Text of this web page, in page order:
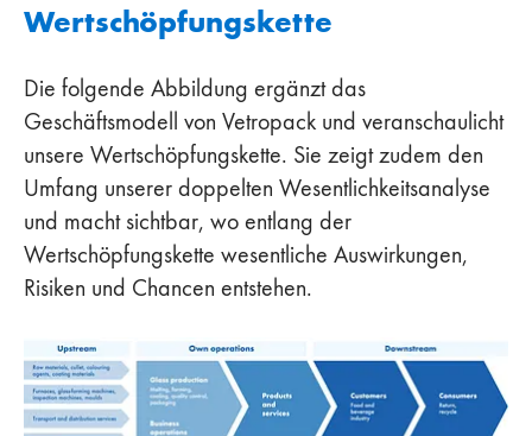
Wertschöpfungskette
Die folgende Abbildung ergänzt das
Geschäftsmodell von Vetropack und veranschaulicht
unsere Wertschöpfungskette. Sie zeigt zudem den
Umfang unserer doppelten Wesentlichkeitsanalyse
und macht sichtbar, wo entlang der
Wertschöpfungskette wesentliche Auswirkungen,
Risiken und Chancen entstehen.